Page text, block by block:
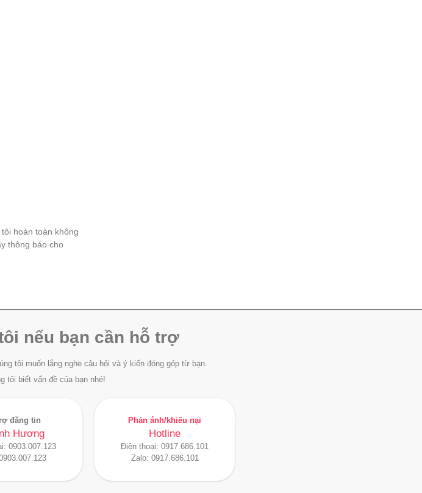
hoàn toàn không
thông báo cho
nếu bạn cần hỗ trợ
tôi muốn lắng nghe câu hỏi và ý kiến đóng góp từ bạn.
tôi biết vấn đề của bạn nhé!
đăng tin
Hương
0903.007.123
Phản ánh/khiếu nại
Hotline
Điện thoại: 0917.686.101
Zalo: 0917.686.101